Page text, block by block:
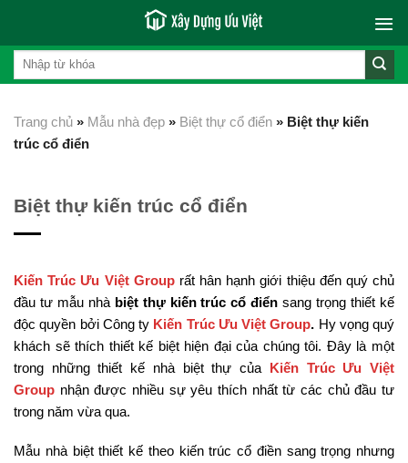
content
Trang chủ » Mẫu nhà đẹp » Biệt thự cổ điển » Biệt thự kiến
trúc cổ điển
Biệt thự kiến trúc cổ điển
Kiến Trúc Ưu Việt Grouprất hân hạnh giới thiệu đến quý chủ
đầu tư mẫu nhà biệt thự kiến trúc cổ điểnsang trọng thiết kế
độc quyền bởi Công ty Kiến Trúc Ưu Việt Group. Hy vọng quý
khách sẽ thích thiết kế biệt hiện đại của chúng tôi. Đây là một
trong những thiết kế nhà biệt thự của Kiến Trúc Ưu Việt
Group nhận được nhiều sự yêu thích nhất từ các chủ đầu tư
trong năm vừa qua.
Mẫu nhà biệt thiết kế theo kiến trúc cổ điền sang trọng nhưng